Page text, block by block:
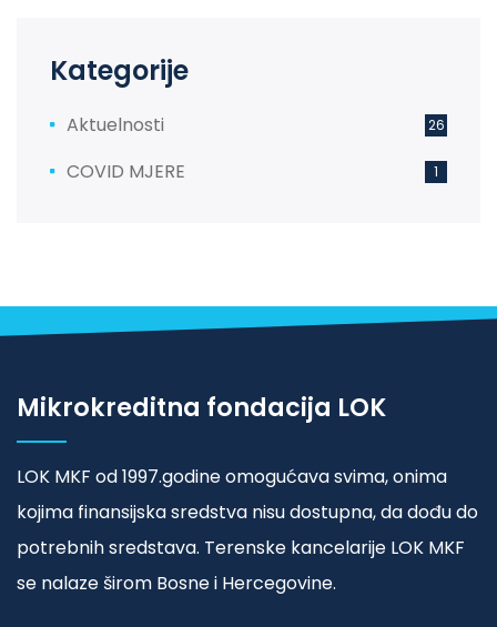
Kategorije
Aktuelnosti 26
COVID MJERE 1
Mikrokreditna fondacija LOK
LOK MKF od 1997.godine omogućava svima, onima
kojima finansijska sredstva nisu dostupna, da dođu do
potrebnih sredstava. Terenske kancelarije LOK MKF
se nalaze širom Bosne i Hercegovine.